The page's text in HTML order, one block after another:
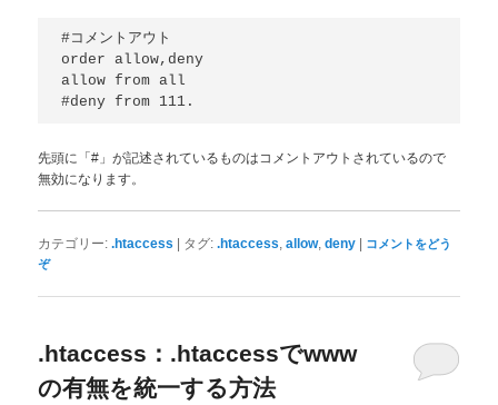
#コメントアウト
order allow,deny
allow from all
先頭に「#」が記述されているものはコメントアウトされているので
無効になります。
カテゴリー: .htaccess | タグ: .htaccess ,allow,deny | コメントをどう
ぞ
.htaccess：.htaccessでwww
の有無を統一する方法